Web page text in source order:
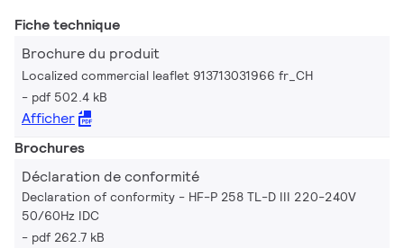
Fiche technique
Brochure du produit
Localized commercial leaflet 913713031966 fr_CH
pdf 502.4 kB
Afficher
Brochures
Déclaration de conformité
Declaration of conformity - HF-P 258 TL-D III 220-240V
50/60Hz IDC
pdf 262.7 kB